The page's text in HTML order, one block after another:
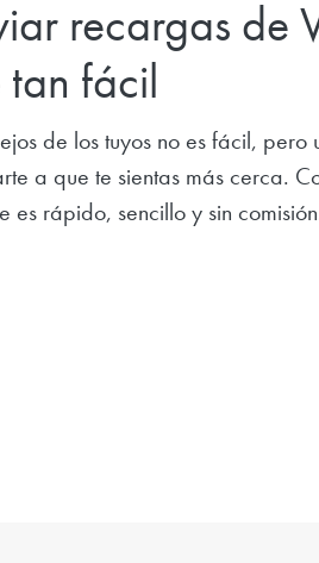
recargas de
tan fácil
de los tuyos no es fácil,
a que te sientas más cerca.
es rápido, sencillo y sin